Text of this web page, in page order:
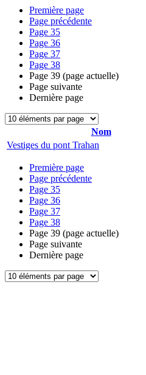
Première page
Page précédente
Page 35
Page 36
Page 37
Page 38
Page 39 (page actuelle)
Page suivante
Dernière page
Nom
Vestiges du pont Trahan
Première page
Page précédente
Page 35
Page 36
Page 37
Page 38
Page 39 (page actuelle)
Page suivante
Dernière page